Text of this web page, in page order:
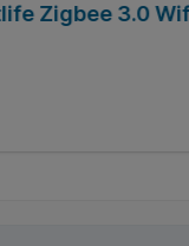
Zigbee 3.0